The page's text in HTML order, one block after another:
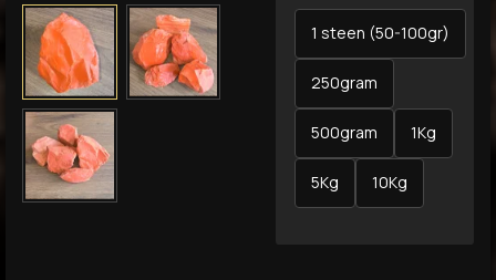
1 steen (50-100gr)
250gram
500gram 1Kg
5Kg 10Kg